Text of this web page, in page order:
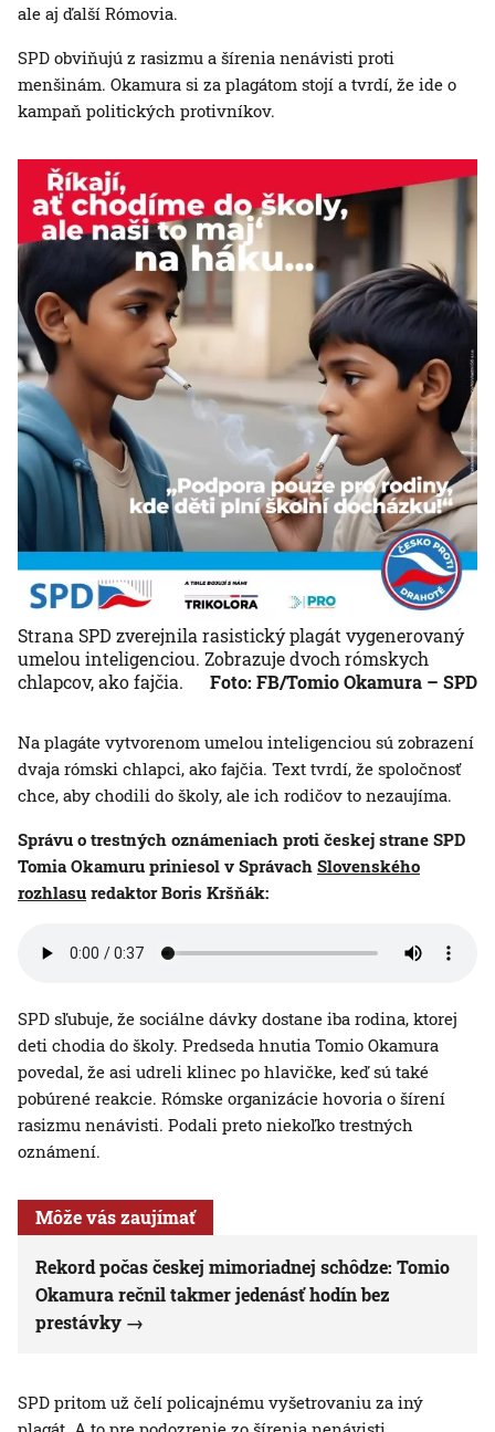
ale aj ďalší Rómovia.
SPD obviňujú z rasizmu a šírenia nenávisti proti
menšinám. Okamura si za plagátom stojí a tvrdí, že ide o
kampaň politických protivníkov.
Strana SPD zverejnila rasistický plagát vygenerovaný
umelou inteligenciou. Zobrazuje dvoch rómskych
chlapcov, ako fajčia.
Foto: FB/Tomio Okamura – SPD
Na plagáte vytvorenom umelou inteligenciou sú zobrazení
dvaja rómski chlapci, ako fajčia. Text tvrdí, že spoločnosť
chce, aby chodili do školy, ale ich rodičov to nezaujíma.
Správu o trestných oznámeniach proti českej strane SPD
Tomia Okamuru priniesol v Správach Slovenského
rozhlasu redaktor Boris Kršňák:
SPD sľubuje, že sociálne dávky dostane iba rodina, ktorej
deti chodia do školy. Predseda hnutia Tomio Okamura
povedal, že asi udreli klinec po hlavičke, keď sú také
pobúrené reakcie. Rómske organizácie hovoria o šírení
rasizmu nenávisti. Podali preto niekoľko trestných
oznámení.
Môže vás zaujímať
Rekord počas českej mimoriadnej schôdze: Tomio
Okamura rečnil takmer jedenásť hodín bez
prestávky
SPD pritom už čelí policajnému vyšetrovaniu za iný